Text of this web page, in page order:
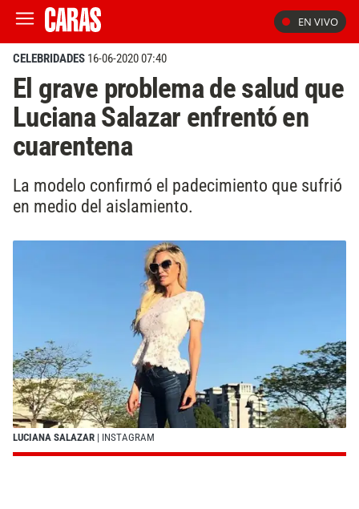
EN VIVO
CELEBRIDADES 16-06-2020 07:40
El grave problema de salud que
Luciana Salazar enfrentó en
cuarentena
La modelo confirmó el padecimiento que sufrió
en medio del aislamiento.
LUCIANA SALAZAR | INSTAGRAM